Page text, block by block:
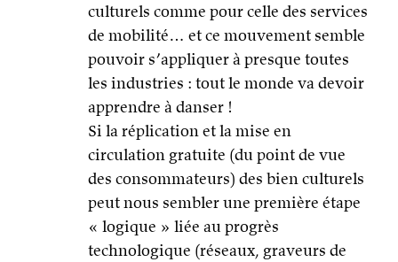
culturels comme pour celle des services
de mobilité… et ce mouvement semble
pouvoir s’appliquer à presque toutes
les industries : tout le monde va devoir
apprendre à danser !
Si la réplication et la mise en
circulation gratuite (du point de vue
des consommateurs) des bien culturels
peut nous sembler une première étape
« logique » liée au progrès
technologique (réseaux, graveurs de